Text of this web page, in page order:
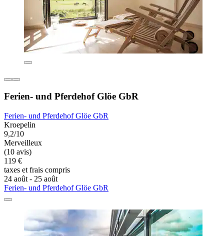
Ferien- und Pferdehof Glöe GbR
Ferien- und Pferdehof Glöe GbR
Kroepelin
9,2/10
Merveilleux
(10 avis)
119 €
taxes et frais compris
24 août - 25 août
Ferien- und Pferdehof Glöe GbR